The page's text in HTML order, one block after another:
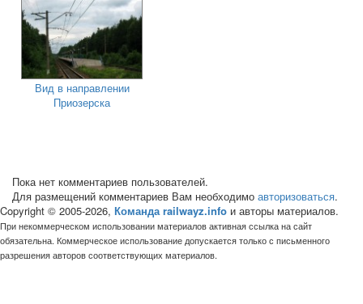
Вид в направлении
Приозерска
Пока нет комментариев пользователей.
Для размещений комментариев Вам необходимо авторизоваться.
Copyright © 2005-2026, Команда railwayz.info и авторы материалов.
При некоммерческом использовании материалов активная ссылка на сайт
обязательна. Коммерческое использование допускается только с письменного
разрешения авторов соответствующих материалов.